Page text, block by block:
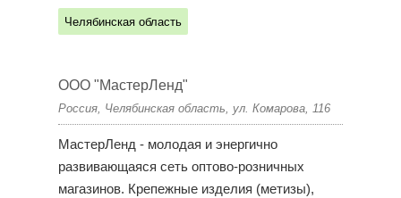
Челябинская область
ООО "МастерЛенд"
Россия, Челябинская область, ул. Комарова, 116
МастерЛенд - молодая и энергично
развивающаяся сеть оптово-розничных
магазинов. Крепежные изделия (метизы),